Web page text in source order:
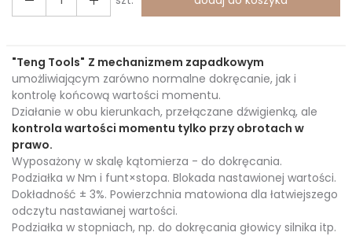
"Teng Tools" Z mechanizmem zapadkowym
umożliwiającym zarówno normalne dokręcanie, jak i
kontrolę końcową wartości momentu.
Działanie w obu kierunkach, przełączane dźwigienką, ale
kontrola wartości momentu tylko przy obrotach w
prawo.
Wyposażony w skalę kątomierza - do dokręcania.
Podziałka w Nm i funt×stopa. Blokada nastawionej wartości.
Dokładność ± 3%. Powierzchnia matowiona dla łatwiejszego
odczytu nastawianej wartości.
Podziałka w stopniach, np. do dokręcania głowicy silnika itp.